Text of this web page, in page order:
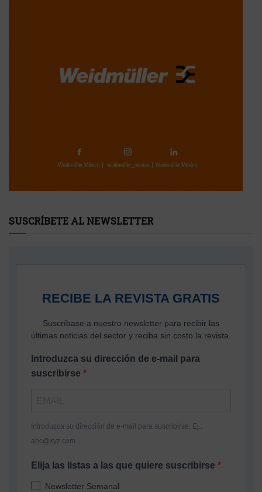
SUSCRÍBETE AL NEWSLETTER
RECIBE LA REVISTA GRATIS
Suscríbase a nuestro newsletter para recibir las
últimas noticias del sector y reciba sin costo la revista.
Introduzca su dirección de e-mail para
suscribirse
Introduzca su dirección de e-mail para suscribirse. Ej.:
abc@xyz.com
Elija las listas a las que quiere suscribirse
Newsletter Semanal